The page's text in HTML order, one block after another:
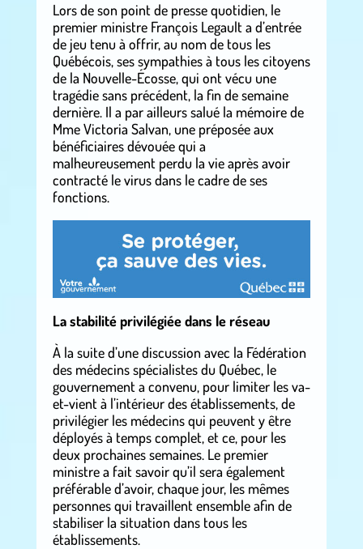
Lors de son point de presse quotidien, le
premier ministre François Legault a d’entrée
de jeu tenu à offrir, au nom de tous les
Québécois, ses sympathies à tous les citoyens
de la Nouvelle-Écosse, qui ont vécu une
tragédie sans précédent, la fin de semaine
dernière. Il a par ailleurs salué la mémoire de
Mme Victoria Salvan, une préposée aux
bénéficiaires dévouée qui a
malheureusement perdu la vie après avoir
contracté le virus dans le cadre de ses
fonctions.
La stabilité privilégiée dans le réseau
À la suite d’une discussion avec la Fédération
des médecins spécialistes du Québec, le
gouvernement a convenu, pour limiter les va-
et-vient à l’intérieur des établissements, de
privilégier les médecins qui peuvent y être
déployés à temps complet, et ce, pour les
deux prochaines semaines. Le premier
ministre a fait savoir qu’il sera également
préférable d’avoir, chaque jour, les mêmes
personnes qui travaillent ensemble afin de
stabiliser la situation dans tous les
établissements.